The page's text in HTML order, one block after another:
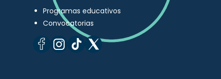
Programas educativos
Convocatorias